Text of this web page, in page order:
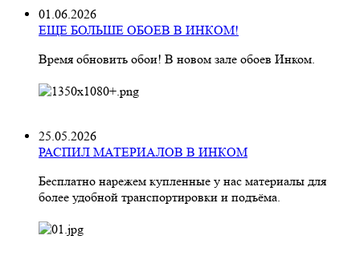
01.06.2026
ЕЩЕ БОЛЬШЕ ОБОЕВ В ИНКОМ!
Время обновить обои! В новом зале обоев Инком.
25.05.2026
РАСПИЛ МАТЕРИАЛОВ В ИНКОМ
Бесплатно нарежем купленные у нас материалы для
более удобной транспортировки и подъёма.